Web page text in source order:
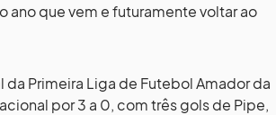
ano que vem e futuramente voltar ao
Primeira Liga de Futebol Amador da
por 3 a 0, com três gols de Pipe,